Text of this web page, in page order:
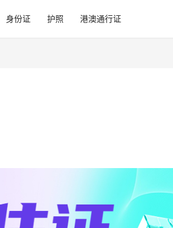
身份证 护照 港澳通行证